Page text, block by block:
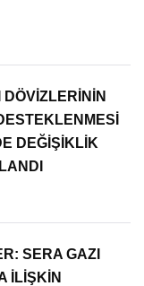
DEĞİŞİKLİK
SERA GAZI
İLİŞKİN